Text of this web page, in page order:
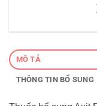
MÔ TẢ
THÔNG TIN BỔ SUNG